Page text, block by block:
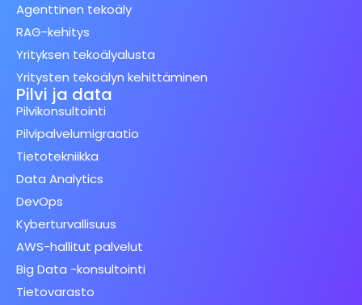
Agenttinen tekoäly
RAG-kehitys
Yrityksen tekoälyalusta
Yritysten tekoälyn kehittäminen
Pilvi ja data
Pilvikonsultointi
Pilvipalvelumigraatio
Tietotekniikka
Data Analytics
DevOps
Kyberturvallisuus
AWS-hallitut palvelut
Big Data -konsultointi
Tietovarasto